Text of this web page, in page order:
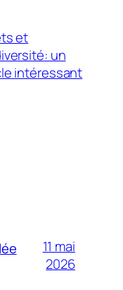
et
un
intéressant
11 mai
2026